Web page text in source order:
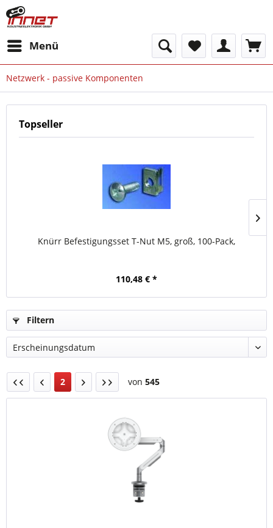
Menü
Netzwerk - passive Komponenten
Topseller
Knürr Befestigungsset T-Nut M5, groß, 100-Pack,
110,48 € *
Filtern
2 von 545